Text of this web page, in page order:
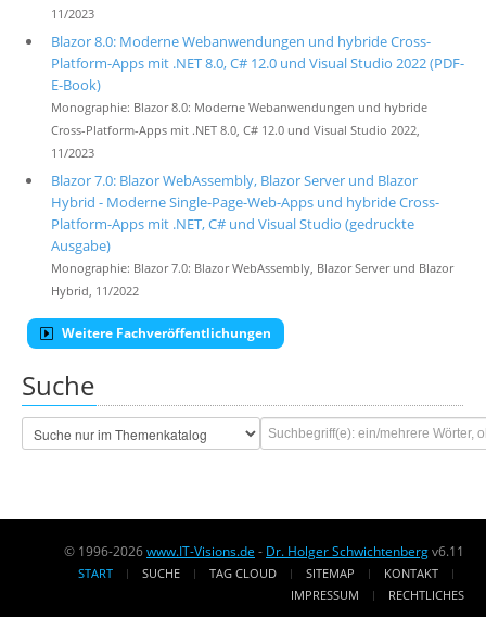
11/2023
Blazor 8.0: Moderne Webanwendungen und hybride Cross-
Platform-Apps mit .NET 8.0, C# 12.0 und Visual Studio 2022 (PDF-
E-Book)
Monographie: Blazor 8.0: Moderne Webanwendungen und hybride
Cross-Platform-Apps mit .NET 8.0, C# 12.0 und Visual Studio 2022,
11/2023
Blazor 7.0: Blazor WebAssembly, Blazor Server und Blazor
Hybrid - Moderne Single-Page-Web-Apps und hybride Cross-
Platform-Apps mit .NET, C# und Visual Studio (gedruckte
Ausgabe)
Monographie: Blazor 7.0: Blazor WebAssembly, Blazor Server und Blazor
Hybrid, 11/2022
Weitere Fachveröffentlichungen
Suche
© 1996-2026www.IT-Visions.de - Dr. Holger Schwichtenbergv6.11
START SUCHE TAG CLOUD SITEMAP
KONTAKT
IMPRESSUM
RECHTLICHES